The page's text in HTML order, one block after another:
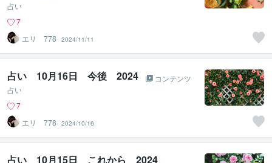
占い
7
エリ 778
2024/11/11
占い 10月16日 今後 2024
コンテンツ
占い
7
エリ 778
2024/10/16
占い 10月15日 これから 2024